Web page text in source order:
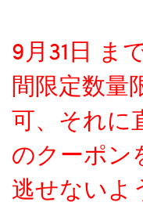
9月31日 ま
間限定数量
可、それに
のクーポン
逃せないよ